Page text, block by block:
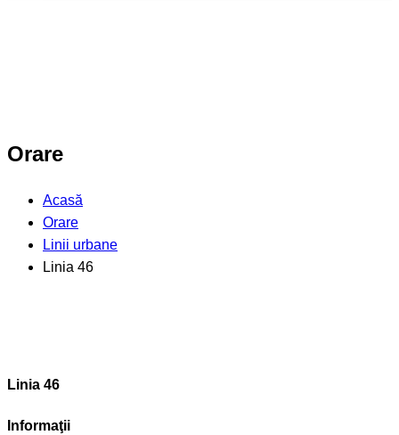
Orare
Acasă
Orare
Linii urbane
Linia 46
Linia 46
Informaţii